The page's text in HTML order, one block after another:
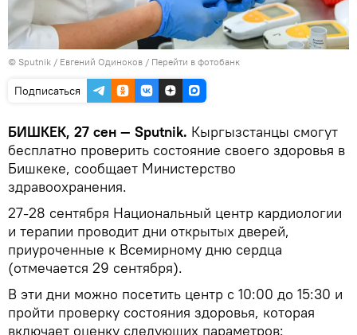
© Sputnik / Евгений Одиноков / Перейти в фотобанк
Подписаться
БИШКЕК, 27 сен — Sputnik. Кыргызстанцы смогут
бесплатно проверить состояние своего здоровья в
Бишкеке, сообщает Министерство
здравоохранения.
27-28 сентября Национальный центр кардиологии
и терапии проводит дни открытых дверей,
приуроченные к Всемирному дню сердца
(отмечается 29 сентября).
В эти дни можно посетить центр с 10:00 до 15:30 и
пройти проверку состояния здоровья, которая
включает оценку следующих параметров: